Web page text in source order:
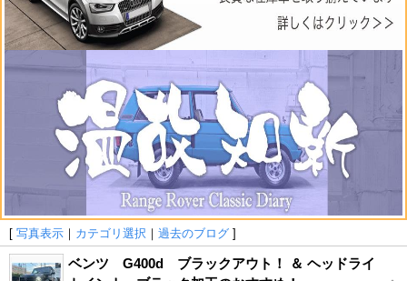
[ 写真表示 ｜ カテゴリ選択 ｜ 過去のブログ ]
ベンツ G400d ブラックアウト！ ＆ ヘッドライ